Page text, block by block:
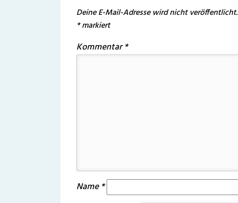
Deine E-Mail-Adresse wird nicht veröffentlicht.
*markiert
Kommentar*
Name *